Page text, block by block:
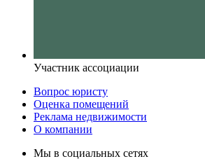
Участник ассоциации
Вопрос юристу
Оценка помещений
Реклама недвижимости
О компании
Мы в социальных сетях